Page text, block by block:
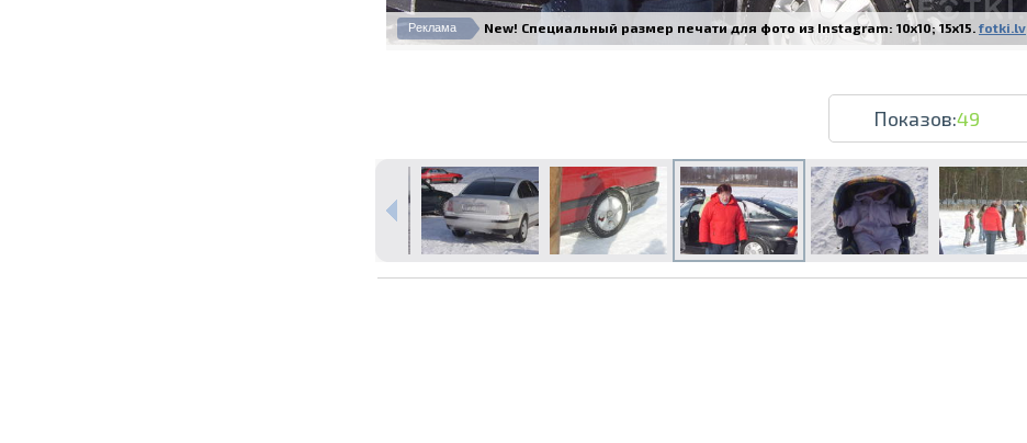
Реклама New! Специальный размер печати для фото из Instagram: 10x10; 15x15. fotki.lv
Показов:49